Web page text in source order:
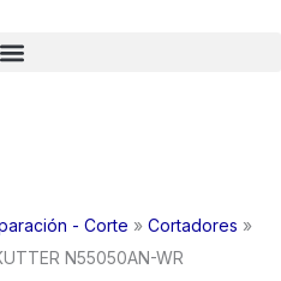
- Corte » Cortadores »
N55050AN-WR